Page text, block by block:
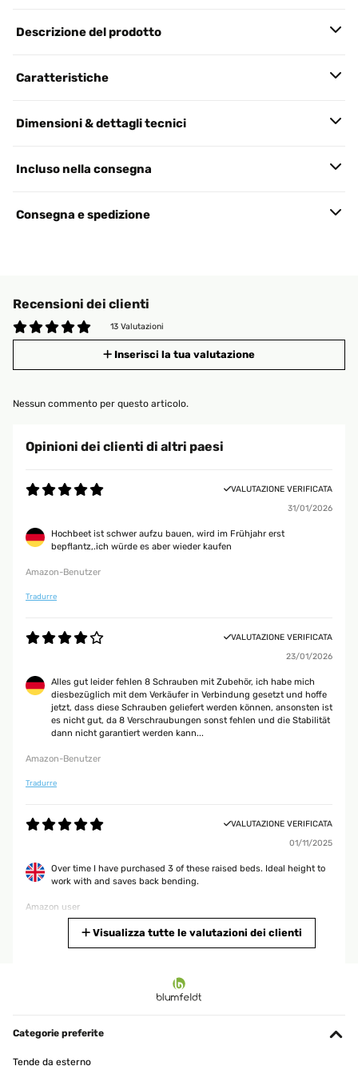
Descrizione del prodotto
Caratteristiche
Dimensioni & dettagli tecnici
Incluso nella consegna
Consegna e spedizione
Recensioni dei clienti
13 Valutazioni
Inserisci la tua valutazione
Nessun commento per questo articolo.
Opinioni dei clienti di altri paesi
VALUTAZIONE VERIFICATA
31/01/2026
Hochbeet ist schwer aufzu bauen, wird im Frühjahr erst
bepflantz,.ich würde es aber wieder kaufen
Amazon-Benutzer
Tradurre
VALUTAZIONE VERIFICATA
23/01/2026
Alles gut leider fehlen 8 Schrauben mit Zubehör, ich habe mich
diesbezüglich mit dem Verkäufer in Verbindung gesetzt und hoffe
jetzt, dass diese Schrauben geliefert werden können, ansonsten ist
es nicht gut, da 8 Verschraubungen sonst fehlen und die Stabilität
dann nicht garantiert werden kann...
Amazon-Benutzer
Tradurre
VALUTAZIONE VERIFICATA
01/11/2025
Over time I have purchased 3 of these raised beds. Ideal height to
work with and saves back bending.
Amazon user
Visualizza tutte le valutazioni dei clienti
Categorie preferite
Tende da esterno